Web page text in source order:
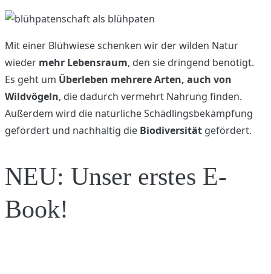
Mit einer Blühwiese schenken wir der wilden Natur
wieder mehr Lebensraum, den sie dringend benötigt.
Es geht um Überleben mehrere Arten, auch von
Wildvögeln, die dadurch vermehrt Nahrung finden.
Außerdem wird die natürliche Schädlingsbekämpfung
gefördert und nachhaltig die Biodiversität gefördert.
NEU: Unser erstes E-
Book!